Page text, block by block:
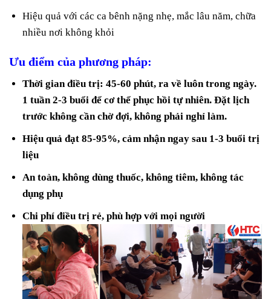
Hiệu quả với các ca bênh nặng nhẹ, mắc lâu năm, chữa
nhiều nơi không khỏi
Ưu điểm của phương pháp:
Thời gian điều trị: 45-60 phút, ra về luôn trong ngày.
1 tuần 2-3 buổi để cơ thể phục hồi tự nhiên. Đặt lịch
trước không cần chờ đợi, không phải nghỉ làm.
Hiệu quả đạt 85-95%, cảm nhận ngay sau 1-3 buổi trị
liệu
An toàn, không dùng thuốc, không tiêm, không tác
dụng phụ
Chi phí điều trị rẻ, phù hợp với mọi người